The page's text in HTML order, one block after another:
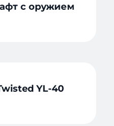
с оружием
YL-40